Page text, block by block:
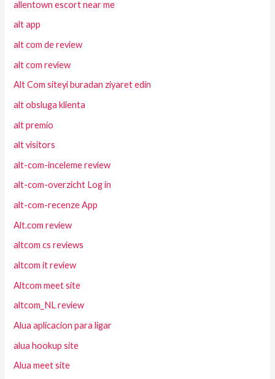
allentown escort near me
alt app
alt com de review
alt com review
Alt Com siteyi buradan ziyaret edin
alt obsluga klienta
alt premio
alt visitors
alt-com-inceleme review
alt-com-overzicht Log in
alt-com-recenze App
Alt.com review
altcom cs reviews
altcom it review
Altcom meet site
altcom_NL review
Alua aplicacion para ligar
alua hookup site
Alua meet site